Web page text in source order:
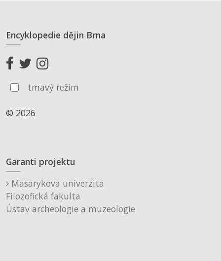
Encyklopedie dějin Brna
tmavý režim
© 2026
Garanti projektu
Masarykova univerzita
Filozofická fakulta
Ústav archeologie a muzeologie